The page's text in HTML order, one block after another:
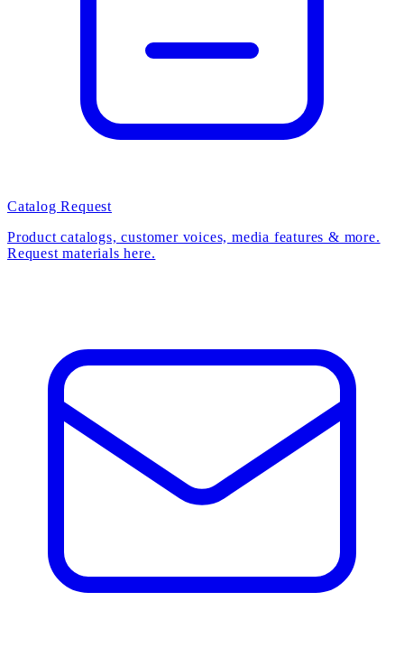
Catalog Request
Product catalogs, customer voices, media features & more.
Request materials here.